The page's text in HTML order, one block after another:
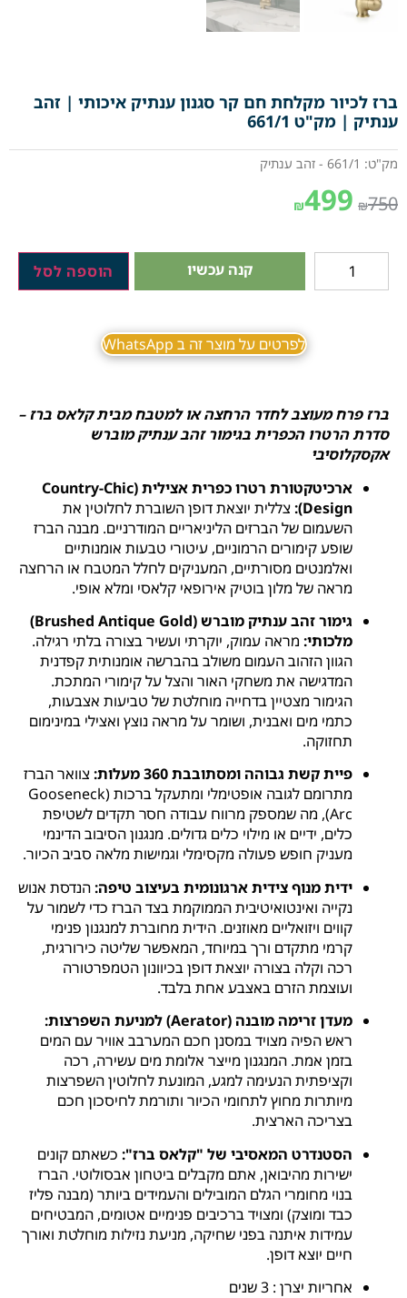
ברז לכיור מקלחת חם קר סגנון ענתיק איכותי | זהב
ענתיק | מק"ט 661/1
מק"ט: 661/1 - זהב ענתיק
₪750
₪499
קנה עכשיו הוספה לסל
לפרטים על מוצר זה ב WhatsApp
ברז פרח מעוצב לחדר הרחצה או למטבח מבית קלאס ברז –
סדרת הרטרו הכפרית בגימור זהב ענתיק מוברש
אקסקלוסיבי
ארכיטקטורת רטרו כפרית אצילית (Country-Chic
Design):
צללית יוצאת דופן השוברת לחלוטין את
השעמום של הברזים הליניאריים המודרניים. מבנה הברז
שופע קימורים הרמוניים, עיטורי טבעות אומנותיים
ואלמנטים מסורתיים, המעניקים לחלל המטבח או הרחצה
מראה של מלון בוטיק אירופאי קלאסי ומלא אופי.
גימור זהב ענתיק מוברש (Brushed Antique Gold)
מלכותי: מראה עמוק, יוקרתי ועשיר בצורה בלתי רגילה.
הגוון הזהוב העמום משולב בהברשה אומנותית קפדנית
המדגישה את משחקי האור והצל על קימורי המתכת.
הגימור מצטיין בדחייה מוחלטת של טביעות אצבעות,
כתמי מים ואבנית, ושומר על מראה נוצץ ואצילי במינימום
תחזוקה.
פיית קשת גבוהה ומסתובבת 360 מעלות:
צוואר הברז
מתרומם לגובה אופטימלי ומתעקל ברכות (Gooseneck
Arc), מה שמספק מרווח עבודה חסר תקדים לשטיפת
כלים, ידיים או מילוי כלים גדולים. מנגנון הסיבוב הדינמי
מעניק חופש פעולה מקסימלי וגמישות מלאה סביב הכיור.
ידית מנוף צידית ארגונומית בעיצוב טיפה:הנדסת אנוש
נקייה ואינטואיטיבית הממוקמת בצד הברז כדי לשמור על
קווים ויזואליים מאוזנים. הידית מחוברת למנגנון פנימי
קרמי מתקדם ורך במיוחד, המאפשר שליטה כירורגית,
רכה וקלה בצורה יוצאת דופן בכיוונון הטמפרטורה
ועוצמת הזרם באצבע אחת בלבד.
מעדן זרימה מובנה (Aerator) למניעת השפרצות:
ראש הפיה מצויד במסנן חכם המערבב אוויר עם המים
בזמן אמת. המנגנון מייצר אלומת מים עשירה, רכה
וקציפתית הנעימה למגע, המונעת לחלוטין השפרצות
מיותרות מחוץ לתחומי הכיור ותורמת לחיסכון חכם
בצריכה הארצית.
הסטנדרט המאסיבי של "קלאס ברז": כשאתם קונים
ישירות מהיבואן, אתם מקבלים ביטחון אבסולוטי. הברז
בנוי מחומרי הגלם המובילים והעמידים ביותר (מבנה פליז
כבד ומוצק) ומצויד ברכיבים פנימיים אטומים, המבטיחים
עמידות איתנה בפני שחיקה, מניעת נזילות מוחלטת ואורך
חיים יוצא דופן.
אחריות יצרן : 3 שנים